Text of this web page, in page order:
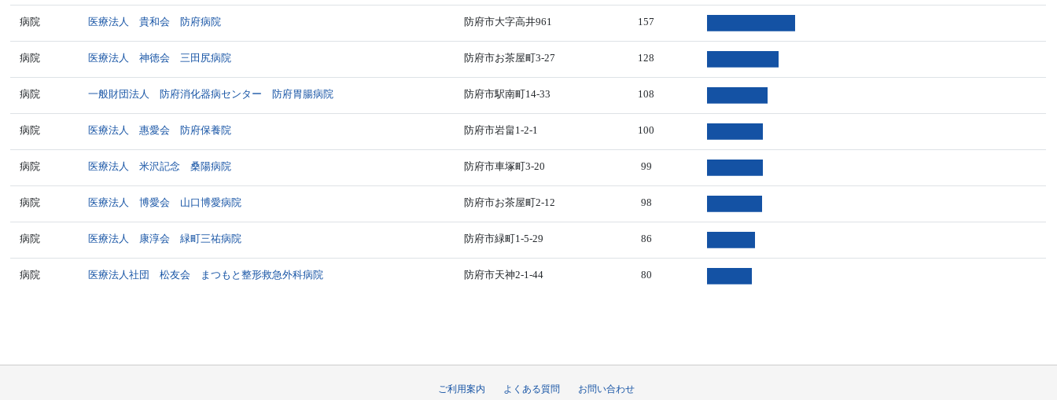
病院 医療法人 貴和会 防府病院 防府市大字高井961 157
病院 医療法人 神徳会 三田尻病院 防府市お茶屋町3-27 128
病院 一般財団法人 防府消化器病センター 防府胃腸病院 防府市駅南町14-33 108
病院 医療法人 惠愛会 防府保養院 防府市岩畠1-2-1 100
病院 医療法人 米沢記念 桑陽病院 防府市車塚町3-20 99
病院 医療法人 博愛会 山口博愛病院 防府市お茶屋町2-12 98
病院 医療法人 康淳会 緑町三祐病院 防府市緑町1-5-29 86
病院 医療法人社団 松友会 まつもと整形救急外科病院 防府市天神2-1-44 80
ご利用案内 よくある質問 お問い合わせ